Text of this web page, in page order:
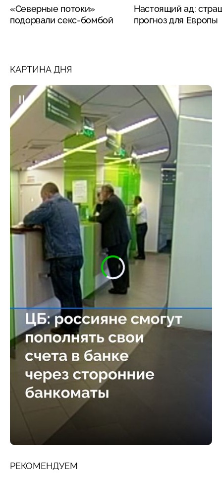
«Северные потоки»
подорвали секс-бомбой
Настоящий ад:
прогноз для Европы
КАРТИНА ДНЯ
РЕКОМЕНДУЕМ